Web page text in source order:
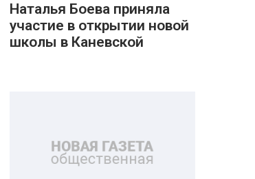
Наталья Боева приняла
участие в открытии новой
школы в Каневской